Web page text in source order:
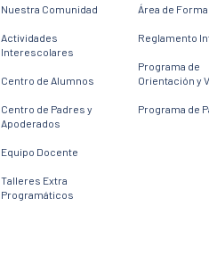
Nuestra Comunidad
Actividades
Interescolares
Centro de Alumnos
Centro de Padres y
Apoderados
Equipo Docente
Talleres Extra
Programáticos
Área de
Reglamento
Programa de
Orientación y
Programa de